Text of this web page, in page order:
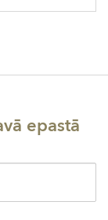
epastā